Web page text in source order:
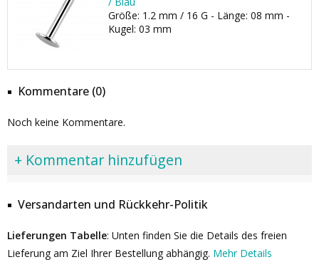
Größe: 1.2 mm / 16 G - Länge: 08 mm -
Kugel: 03 mm
Kommentare (0)
Noch keine Kommentare.
+ Kommentar hinzufügen
Versandarten und Rückkehr-Politik
Lieferungen Tabelle: Unten finden Sie die Details des freien
Lieferung am Ziel Ihrer Bestellung abhängig. Mehr Details